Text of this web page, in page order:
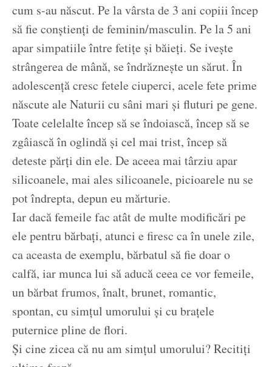
cum s-au născut. Pe la vârsta de 3 ani copiii încep
să fie conștienți de feminin/masculin. Pe la 5 ani
apar simpatiile între fetițe și băieți. Se ivește
strângerea de mână, se îndrăznește un sărut. În
adolescență cresc fetele ciuperci, acele fete prime
născute ale Naturii cu sâni mari și fluturi pe gene.
Toate celelalte încep să se îndoiască, încep să se
zgâiască în oglindă și cel mai trist, încep să
deteste părți din ele. De aceea mai târziu apar
silicoanele, mai ales silicoanele, picioarele nu se
pot îndrepta, depun eu mărturie.
Iar dacă femeile fac atât de multe modificări pe
ele pentru bărbați, atunci e firesc ca în unele zile,
ca aceasta de exemplu, bărbatul să fie doar o
calfă, iar munca lui să aducă ceea ce vor femeile,
un bărbat frumos, înalt, brunet, romantic,
spontan, cu simțul umorului și cu brațele
puternice pline de flori.
Și cine zicea că nu am simțul umorului? Recitiți